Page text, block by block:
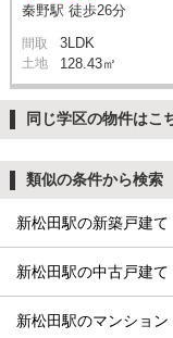
秦野駅 徒歩26分
間取 3LDK
土地 128.43㎡
同じ学区の物件はこ
類似の条件から検索
新松田駅の新築戸建て
新松田駅の中古戸建て
新松田駅のマンション